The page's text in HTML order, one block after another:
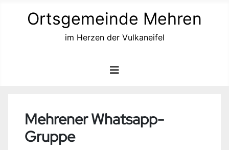
Ortsgemeinde Mehren
im Herzen der Vulkaneifel
Mehrener Whatsapp-
Gruppe